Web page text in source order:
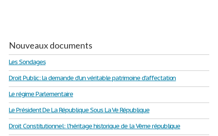
Nouveaux documents
Les Sondages
Droit Public: la demande d'un véritable patrimoine d'affectation
Le régime Parlementaire
Le Président De La République Sous La Ve République
Droit Constitutionnel: l'héritage historique de la Vème république